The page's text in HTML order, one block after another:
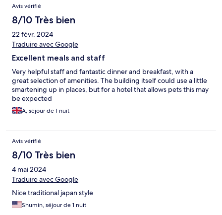
Avis vérifié
8/10 Très bien
22 févr. 2024
Traduire avec Google
Excellent meals and staff
Very helpful staff and fantastic dinner and breakfast, with a
great selection of amenities. The building itself could use a little
smartening up in places, but for a hotel that allows pets this may
be expected
A, séjour de 1 nuit
Avis vérifié
8/10 Très bien
4 mai 2024
Traduire avec Google
Nice traditional japan style
Shumin, séjour de 1 nuit